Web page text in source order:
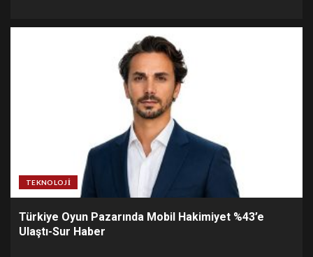
TEKNOLOJI
Türkiye Oyun Pazarında Mobil Hakimiyet %43’e
Ulaştı-Sur Haber